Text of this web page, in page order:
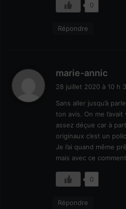
0
Répondre
marie-annic
:
28 juillet 2020 à 10 h
Sans aller jusqu’à
ton avis. On me
assez déçue car à
originaux c’est un
Je l’ai quand même
mais avec ce
0
Répondre